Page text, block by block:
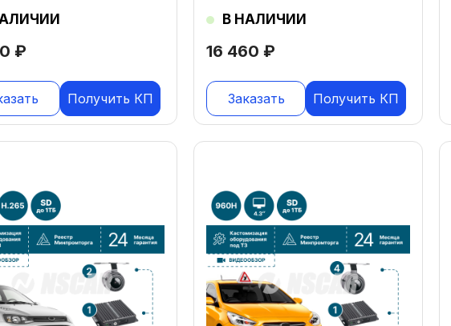
₽
Получить КП
16 460 ₽
В НАЛИЧИИ
Заказать Получить КП